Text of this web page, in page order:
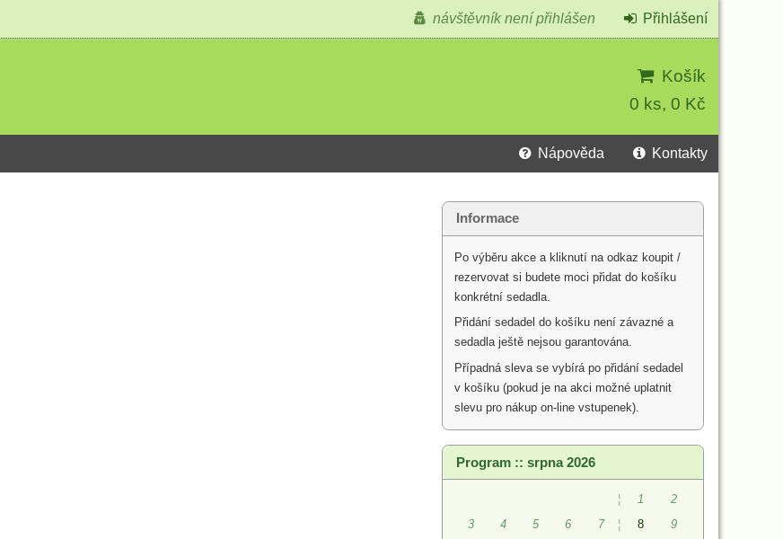
Košík
0 ks, 0 Kč
návštěvník není přihlášen Přihlášení
Nápověda Kontakty
Informace
Po výběru akce a kliknutí na odkaz koupit /
rezervovat si budete moci přidat do košíku
konkrétní sedadla.
Přidání sedadel do košíku není závazné a
sedadla ještě nejsou garantována.
Případná sleva se vybírá po přidání sedadel
v košíku (pokud je na akci možné uplatnit
slevu pro nákup on-line vstupenek).
Program :: srpna 2026
¦ 1
2
3
4 5 6 7 ¦ 8
9